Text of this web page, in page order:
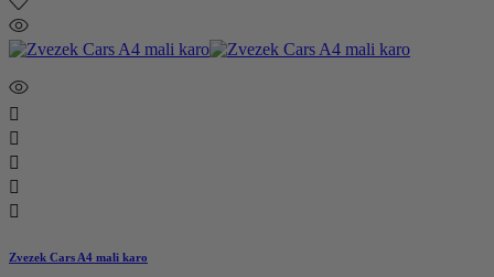





Zvezek Cars A4 mali karo